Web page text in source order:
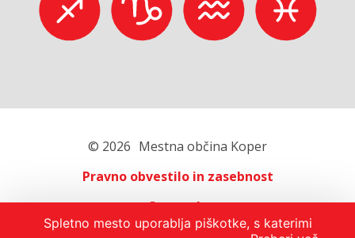
© 2026 Mestna občina Koper
Pravno obvestilo in zasebnost
O portalu
Spletno mesto uporablja piškotke, s katerimi